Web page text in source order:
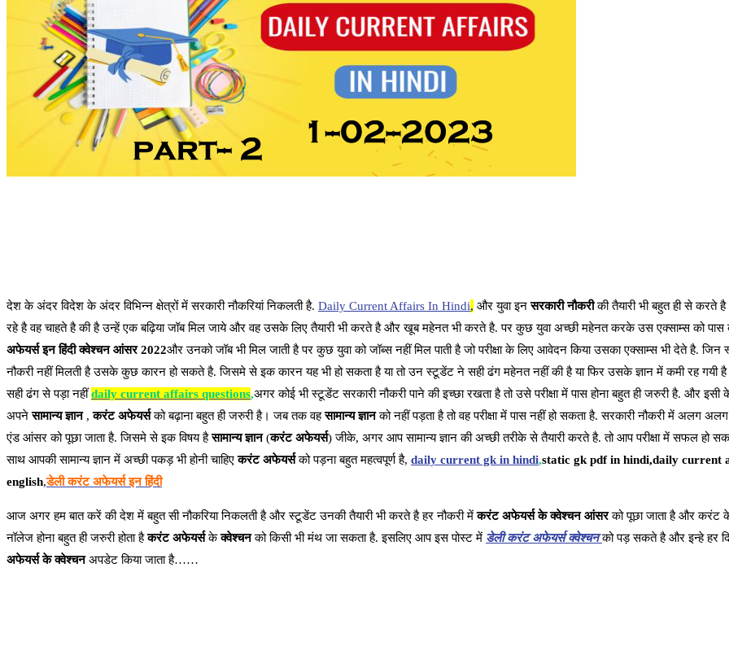
देश के अंदर विदेश के अंदर विभिन्न क्षेत्रों में सरकारी नौकरियां निकलती है. Daily Current Affairs In Hindi, और युवा इनसरकारी नौकरीकी तैयारी भी बहुत ही से
रहे है वह चाहते है की है उन्हें एक बढ़िया जॉब मिल जाये और वह उसके लिए तैयारी भी करते है और खूब महेनत भी करते है. पर कुछ युवा अच्छी महेनत करके उस एक्साम्स को
अफेयर्स इन हिंदी क्वेश्चन आंसर 2022और उनको जॉब भी मिल जाती है पर कुछ युवा को जॉब्स नहीं मिल पाती है जो परीक्षा के लिए आवेदन किया उसका एक्साम्स भी देते है. जिन
नौकरी नहीं मिलती है उसके कुछ कारन हो सकते है. जिसमे से इक कारन यह भी हो सकता है या तो उन स्टूडेंट ने सही ढंग महेनत नहीं की है या फिर उसके ज्ञान में कमी रह गयी है
सही ढंग से पड़ा नहींdaily current affairs questions,अगर कोई भी स्टूडेंट सरकारी नौकरी पाने की इच्छा रखता है तो उसे परीक्षा में पास होना बहुत ही जरुरी है. और
अपनेसामान्य ज्ञान,करंट अफेयर्सको बढ़ाना बहुत ही जरुरी है। जब तक वहसामान्य ज्ञानको नहीं पड़ता है तो वह परीक्षा में पास नहीं हो सकता है. सरकारी नौकरी में अलग
एंड आंसर को पूछा जाता है. जिसमे से इक विषय हैसामान्य ज्ञान(करंट अफेयर्स) जीके, अगर आप सामान्य ज्ञान की अच्छी तरीके से तैयारी करते है. तो आप परीक्षा में सफल हो
साथ आपकी सामान्य ज्ञान में अच्छी पकड़ भी होनी चाहिएकरंट अफेयर्सको पड़ना बहुत महत्वपूर्ण है, daily current gk in hindi,static gk pdf in hindi,daily current
english,डेली करंट अफेयर्स इन हिंदी
आज अगर हम बात करें की देश में बहुत सी नौकरिया निकलती है और स्टूडेंट उनकी तैयारी भी करते है हर नौकरी मेंकरंट अफेयर्स के क्वेश्चन आंसरको पूछा जाता है और करंट के
नॉलेज होना बहुत ही जरुरी होता हैकरंट अफेयर्सकेक्वेश्चनको किसी भी मंथ जा सकता है. इसलिए आप इस पोस्ट में डेली करंट अफेयर्स क्वेश्चन को पड़ सकते है और इन्हे हर
अफेयर्स के क्वेश्चनअपडेट किया जाता है……